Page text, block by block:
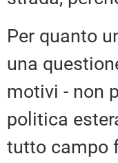
Per quanto
una
motivi - non
politica
tutto campo